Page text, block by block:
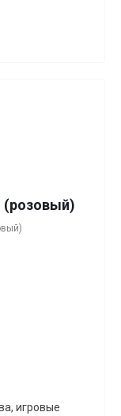
(розовый)
игровые